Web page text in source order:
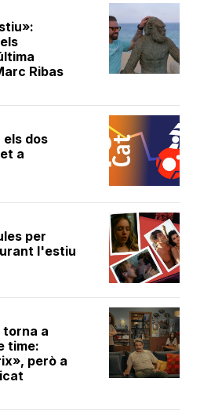
Ribas
els dos
a
per
l'estiu
torna a
time:
però a